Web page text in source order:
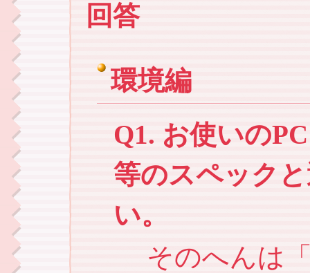
回答
環境編
Q1. お使いの
等のスペック
い。
そのへんは